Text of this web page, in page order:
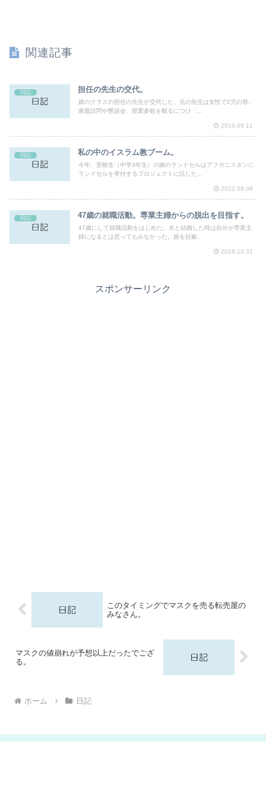
関連記事
日記 担任の先生の交代。
娘のクラスの担任の先生が交代した。元の先生は女性で2児の母。
家庭訪問や懇談会、授業参観を観るにつけ「...
2019.09.11
日記 私の中のイスラム教ブーム。
今年、受験生（中学3年生）の娘のランドセルはアフガニスタンに
ランドセルを寄付するプロジェクトに託した...
2022.09.08
日記 47歳の就職活動。専業主婦からの脱出を目指す。
47歳にして就職活動をはじめた。夫と結婚した時は自分が専業主
婦になるとは思ってもみなかった。娘を妊娠...
2019.10.31
スポンサーリンク
このタイミングでマスクを売る転売屋の
みなさん。
マスクの値崩れが予想以上だったでござ
る。
ホーム 日記